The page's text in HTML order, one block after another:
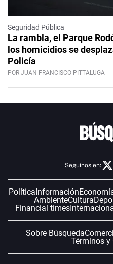
Seguridad Pública
La rambla, el Parque
los homicidios se
Policía
POR JUAN FRANCISCO PITTALUGA
Seguinos en:
Política Información
AmbienteCultura
Financial times
Sobre Búsqueda
Términos y